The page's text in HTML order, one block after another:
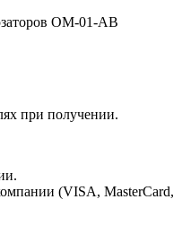
OM-01-AB
при получении.
(VISA, MasterCard,